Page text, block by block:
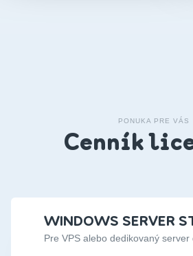
PONUKA PRE VÁS
Cenník
WINDOWS SERVER
Pre VPS alebo dedikovaný server